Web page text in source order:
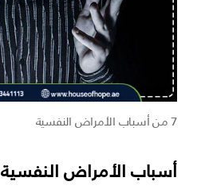
7 من أسباب الأمراض النفسية
أسباب الأمراض النفسية